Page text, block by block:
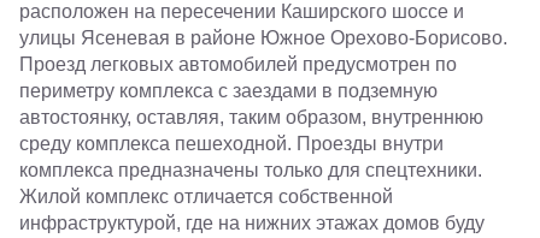
расположен на пересечении Каширского шоссе и
улицы Ясеневая в районе Южное Орехово-Борисово.
Проезд легковых автомобилей предусмотрен по
периметру комплекса с заездами в подземную
автостоянку, оставляя, таким образом, внутреннюю
среду комплекса пешеходной. Проезды внутри
комплекса предназначены только для спецтехники.
Жилой комплекс отличается собственной
инфраструктурой, где на нижних этажах домов буду